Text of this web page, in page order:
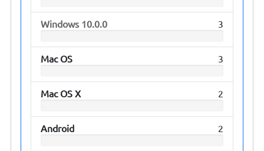
Windows 10.0.0 3
Mac OS 3
Mac OS X 2
Android 2